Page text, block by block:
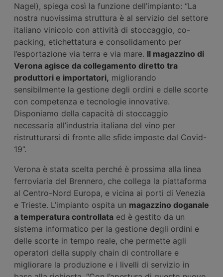
Nagel), spiega così la funzione dell’impianto: “La
nostra nuovissima struttura è al servizio del settore
italiano vinicolo con attività di stoccaggio, co-
packing, etichettatura e consolidamento per
l’esportazione via terra e via mare. Il magazzino di
Verona agisce da collegamento diretto tra
produttori e importatori, migliorando
sensibilmente la gestione degli ordini e delle scorte
con competenza e tecnologie innovative.
Disponiamo della capacità di stoccaggio
necessaria all’industria italiana del vino per
ristrutturarsi di fronte alle sfide imposte dal Covid-
19”.
Verona è stata scelta perché è prossima alla linea
ferroviaria del Brennero, che collega la piattaforma
al Centro-Nord Europa, e vicina ai porti di Venezia
e Trieste. L’impianto ospita un magazzino doganale
a temperatura controllata ed è gestito da un
sistema informatico per la gestione degli ordini e
delle scorte in tempo reale, che permette agli
operatori della supply chain di controllare e
migliorare la produzione e i livelli di servizio in